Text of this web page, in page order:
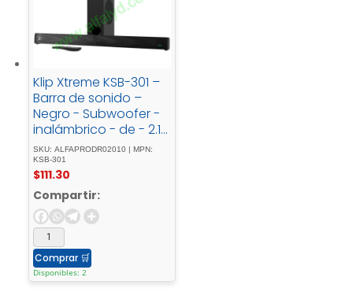
Klip Xtreme KSB-301 –
Barra de sonido –
Negro - Subwoofer -
inalámbrico - de - 2.1 -
canales - y - 200 - W
SKU: ALFAPRODR02010 | MPN:
KSB-301
$111.30
Compartir:
Comprar 🛒
Disponibles: 2